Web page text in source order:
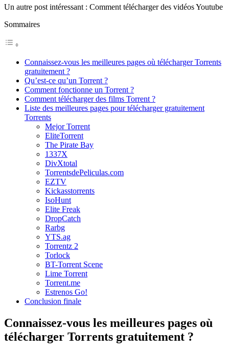
Un autre post intéressant : Comment télécharger des vidéos Youtube
Sommaires
Connaissez-vous les meilleures pages où télécharger Torrents
gratuitement ?
Qu’est-ce qu’un Torrent ?
Comment fonctionne un Torrent ?
Comment télécharger des films Torrent ?
Liste des meilleures pages pour télécharger gratuitement
Torrents
Mejor Torrent
EliteTorrent
The Pirate Bay
1337X
DivXtotal
TorrentsdePeliculas.com
EZTV
Kickasstorrents
IsoHunt
Elite Freak
DropCatch
Rarbg
YTS.ag
Torrentz 2
Torlock
BT-Torrent Scene
Lime Torrent
Torrent.me
Estrenos Go!
Conclusion finale
Connaissez-vous les meilleures pages où
télécharger Torrents gratuitement ?